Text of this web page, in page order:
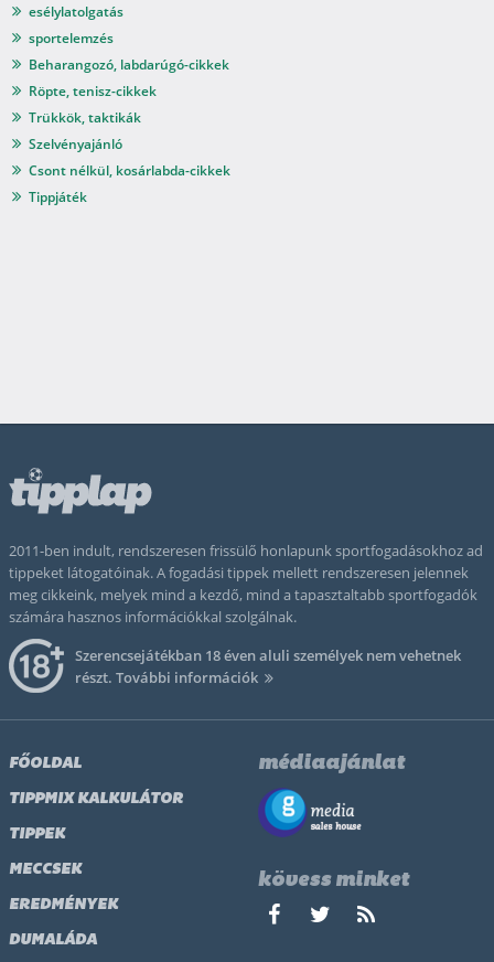
esélylatolgatás
sportelemzés
Beharangozó, labdarúgó-cikkek
Röpte, tenisz-cikkek
Trükkök, taktikák
Szelvényajánló
Csont nélkül, kosárlabda-cikkek
Tippjáték
2011-ben indult, rendszeresen frissülő honlapunk sportfogadásokhoz ad
tippeket látogatóinak. A fogadási tippek mellett rendszeresen jelennek
meg cikkeink, melyek mind a kezdő, mind a tapasztaltabb sportfogadók
számára hasznos információkkal szolgálnak.
Szerencsejátékban 18 éven aluli személyek nem vehetnek
részt. További információk
FŐOLDAL
TIPPMIX KALKULÁTOR
TIPPEK
MECCSEK
EREDMÉNYEK
DUMALÁDA
médiaajánlat
kövess minket